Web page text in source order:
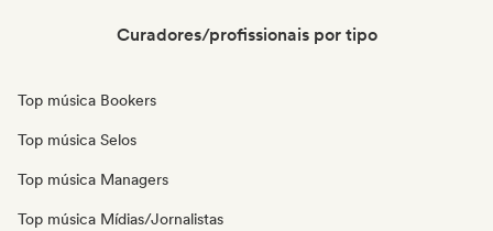
Curadores/profissionais por tipo
Top música Bookers
Top música Selos
Top música Managers
Top música Mídias/Jornalistas